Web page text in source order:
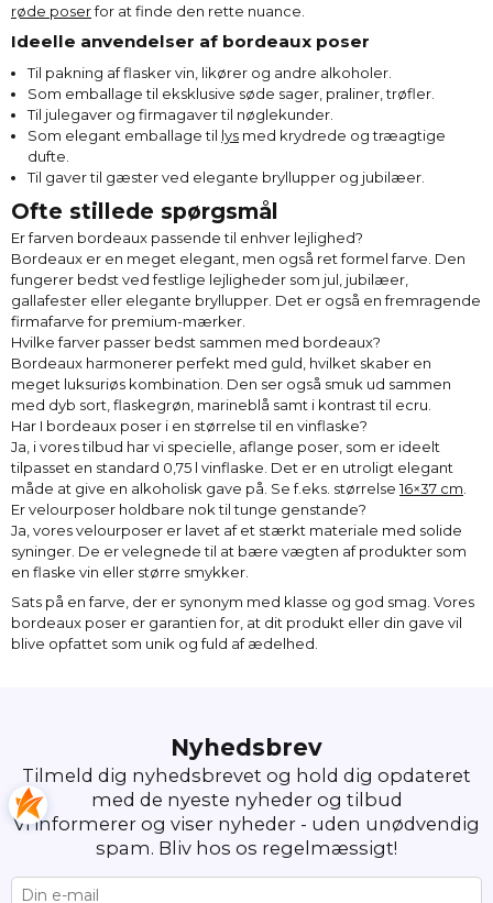
røde poserfor at finde den rette nuance.
Ideelle anvendelser af bordeaux poser
Til pakning af flasker vin, likører og andre alkoholer.
Som emballage til eksklusive søde sager, praliner, trøfler.
Til julegaver og firmagaver til nøglekunder.
Som elegant emballage til lys med krydrede og træagtige
dufte.
Til gaver til gæster ved elegante bryllupper og jubilæer.
Ofte stillede spørgsmål
Er farven bordeaux passende til enhver lejlighed?
Bordeaux er en meget elegant, men også ret formel farve. Den
fungerer bedst ved festlige lejligheder som jul, jubilæer,
gallafester eller elegante bryllupper. Det er også en fremragende
firmafarve for premium-mærker.
Hvilke farver passer bedst sammen med bordeaux?
Bordeaux harmonerer perfekt med guld, hvilket skaber en
meget luksuriøs kombination. Den ser også smuk ud sammen
med dyb sort, flaskegrøn, marineblå samt i kontrast til ecru.
Har I bordeaux poser i en størrelse til en vinflaske?
Ja, i vores tilbud har vi specielle, aflange poser, som er ideelt
tilpasset en standard 0,75 l vinflaske. Det er en utroligt elegant
måde at give en alkoholisk gave på. Se f.eks. størrelse16×37 cm.
Er velourposer holdbare nok til tunge genstande?
Ja, vores velourposer er lavet af et stærkt materiale med solide
syninger. De er velegnede til at bære vægten af produkter som
en flaske vin eller større smykker.
Sats på en farve, der er synonym med klasse og god smag. Vores
bordeaux poser er garantien for, at dit produkt eller din gave vil
blive opfattet som unik og fuld af ædelhed.
Nyhedsbrev
Tilmeld dig nyhedsbrevet og hold dig opdateret
med de nyeste nyheder og tilbud
Vi informerer og viser nyheder - uden unødvendig
spam. Bliv hos os regelmæssigt!